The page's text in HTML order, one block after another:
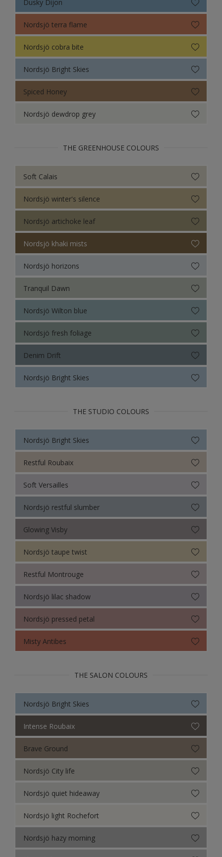
Colour Futures 21
Nordsjö terra flame
Nordsjö cobra bite
Nordsjö Bright Skies
Spiced Honey
Nordsjö dewdrop grey
THE GREENHOUSE COLOURS
Soft Calais
Nordsjö winter's silence
Nordsjö artichoke leaf
Nordsjö khaki mists
Nordsjö horizons
Tranquil Dawn
Nordsjö Wilton blue
Nordsjö fresh foliage
Denim Drift
Nordsjö Bright Skies
THE STUDIO COLOURS
Nordsjö Bright Skies
Restful Roubaix
Soft Versailles
Nordsjö restful slumber
Glowing Visby
Nordsjö taupe twist
Restful Montrouge
Nordsjö lilac shadow
Nordsjö pressed petal
Misty Antibes
THE SALON COLOURS
Nordsjö Bright Skies
Intense Roubaix
Brave Ground
Nordsjö City life
Nordsjö quiet hideaway
Nordsjö light Rochefort
Nordsjö hazy morning